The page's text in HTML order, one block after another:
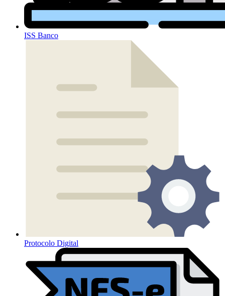
ISS Banco
Protocolo Digital